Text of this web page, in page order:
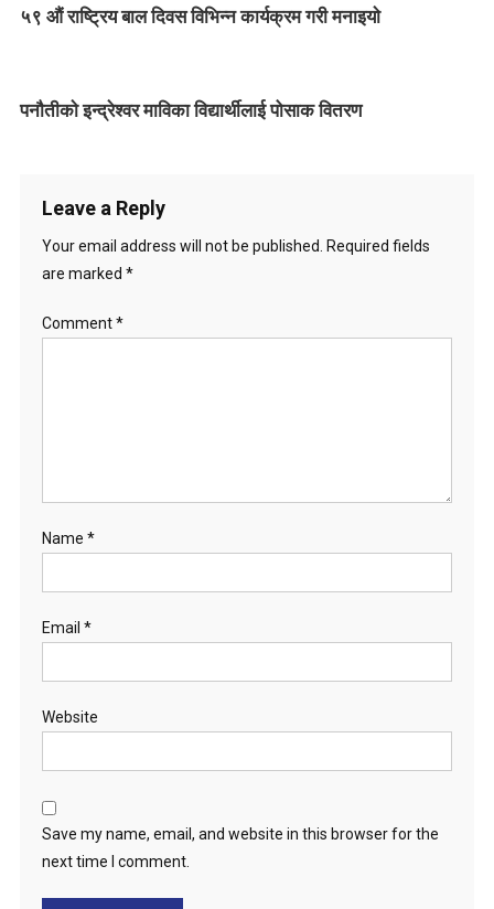
i
a
५९ औं राष्ट्रिय बाल दिवस विभिन्न कार्यक्रम गरी मनाइयाे
पनाैतीकाे इन्द्रेश्वर माविका विद्यार्थीलाई पोसाक वितरण
Leave a Reply
Your email address will not be published.
Required fields
are marked *
Comment*
Name *
Email *
Website
Save my name, email, and website in this browser for the
next time I comment.